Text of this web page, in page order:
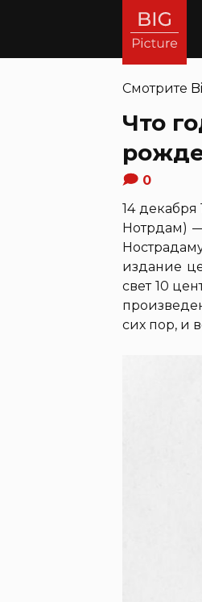
Смотрите
Что
0
14
Нотрдам) —
издание
свет 10
сих пор, и